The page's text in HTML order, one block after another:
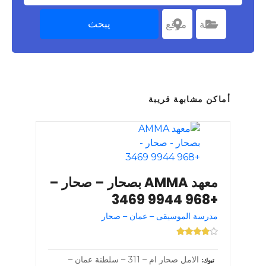
فئة
اختر الفئة موقع
اختر موقعا يبحث
أماكن مشابهة قريبة
معهد AMMA بصحار – صحار –
+968 9944 3469
مدرسة الموسيقى – عمان – صحار
تبوك الامل صحار ام – 311 – سلطنة عمان –